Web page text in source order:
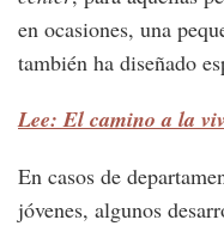
en ocasiones, una
también ha diseñado
Lee: El camino a la
En casos de
jóvenes, algunos